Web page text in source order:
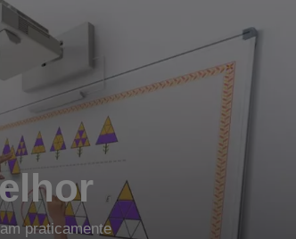
praticamente